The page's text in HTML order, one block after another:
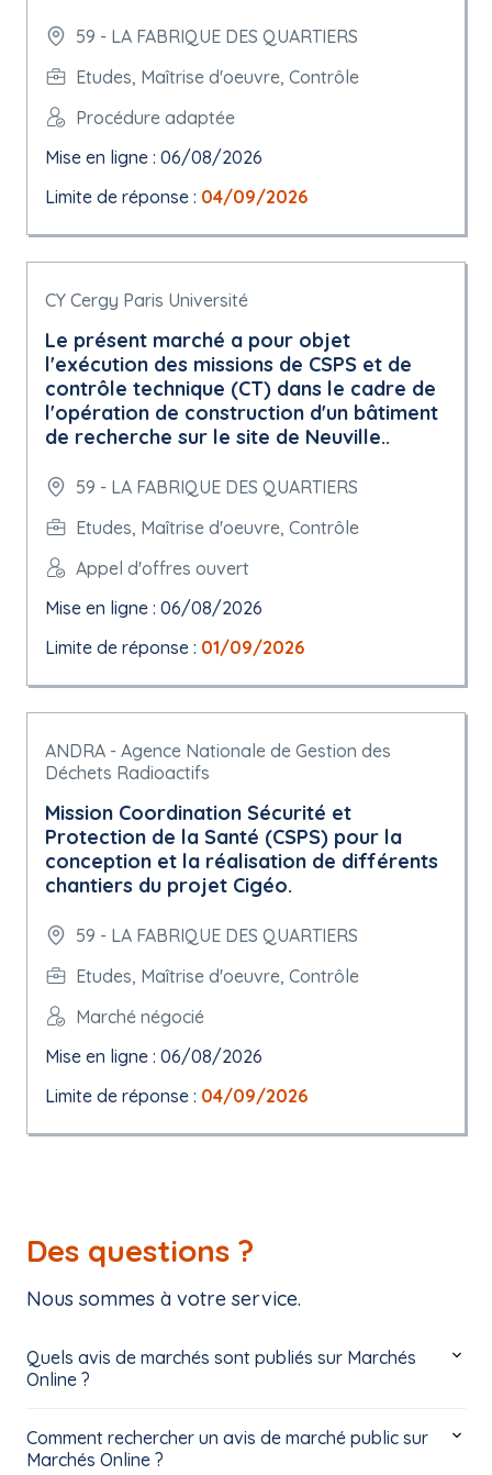
59 - LA FABRIQUE DES QUARTIERS
Etudes, Maîtrise d'oeuvre, Contrôle
Procédure adaptée
Mise en ligne : 06/08/2026
Limite de réponse : 04/09/2026
CY Cergy Paris Université
Le présent marché a pour objet
l'exécution des missions de CSPS et de
contrôle technique (CT) dans le cadre de
l'opération de construction d'un bâtiment
de recherche sur le site de Neuville..
59 - LA FABRIQUE DES QUARTIERS
Etudes, Maîtrise d'oeuvre, Contrôle
Appel d'offres ouvert
Mise en ligne : 06/08/2026
Limite de réponse : 01/09/2026
ANDRA - Agence Nationale de Gestion des
Déchets Radioactifs
Mission Coordination Sécurité et
Protection de la Santé (CSPS) pour la
conception et la réalisation de différents
chantiers du projet Cigéo.
59 - LA FABRIQUE DES QUARTIERS
Etudes, Maîtrise d'oeuvre, Contrôle
Marché négocié
Mise en ligne : 06/08/2026
Limite de réponse : 04/09/2026
Des questions ?
Nous sommes à votre service.
Quels avis de marchés sont publiés sur Marchés
Online ?
Comment rechercher un avis de marché public sur
Marchés Online ?